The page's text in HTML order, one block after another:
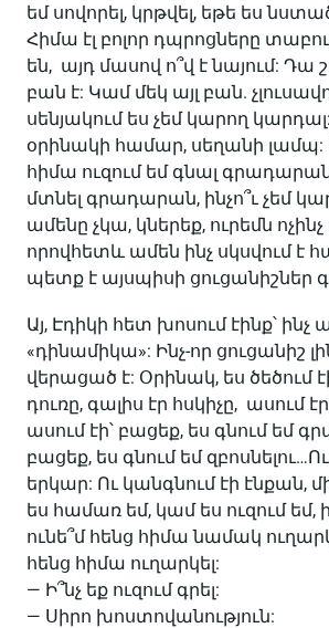
եմ սովորել, կրթվել, եթե ես
Հիմա էլ բոլոր դպրոցները
են, այդ մասով ո՞վ է նայում:
բան է: Կամ մեկ այլ բան.
սենյակում ես չեմ կարող
օրինակի համար, սեղանի լամպ:
հիմա ուզում եմ գնալ
մտնել գրադարան, ինչո՞ւ չեմ
ամենը չկա, կներեք, ուրեմն
որովհետև ամեն ինչ սկսվում է
պետք է այսպիսի ցուցանիշներ
Այ, Էդիկի հետ խոսում էինք՝ ինչ
«դինամիկա»: Ինչ-որ ցուցանիշ
վերացած է: Օրինակ, ես ծեծում
դուռը, գալիս էր հսկիչը, ասում
ասում էի՝ բացեք, ես գնում եմ
բացեք, ես գնում եմ
երկար: Ու կանգնում էի էնքան,
ես համառ եմ, կամ ես ուզում եմ,
ունե՞մ հենց հիմա նամակ
հենց հիմա ուղարկել:
— Ի՞նչ եք ուզում գրել:
— Սիրո խոստովանություն: